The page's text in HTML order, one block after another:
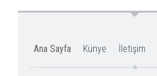
Ana Sayfa Künye İletişim